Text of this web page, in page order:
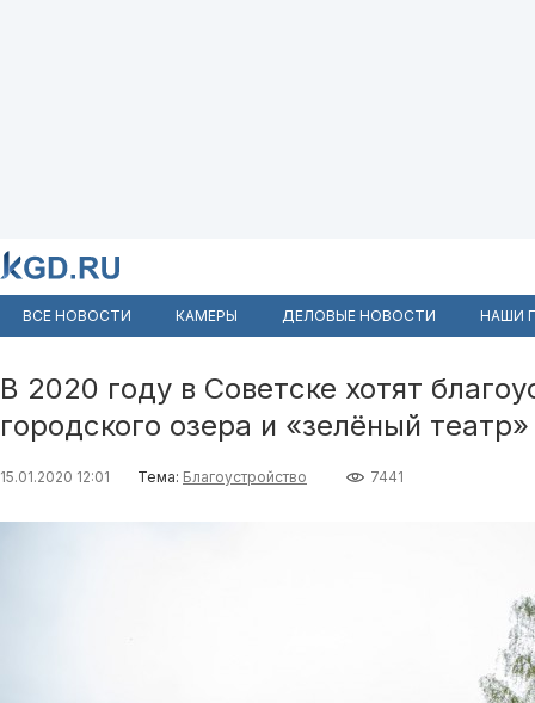
ВСЕ НОВОСТИ КАМЕРЫ ДЕЛОВЫЕ НОВОСТИ НАШИ
В 2020 году в Советске хотят
городского озера и «зелёный театр»
15.01.2020 12:01 Тема: Благоустройство 7441